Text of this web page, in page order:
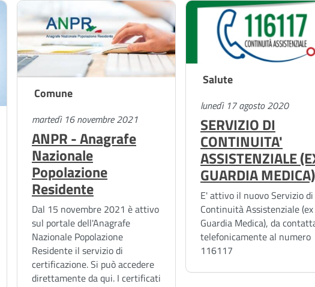
Comune
martedì 16 novembre 2021
ANPR - Anagrafe
Nazionale
Popolazione
Residente
Dal 15 novembre 2021 è attivo
sul portale dell'Anagrafe
Nazionale Popolazione
Residente il servizio di
certificazione. Si può accedere
direttamente da qui. I certificati
Salute
lunedì 17 agosto 2020
SERVIZIO DI
CONTINUITA'
ASSISTENZIALE
GUARDIA MEDICA)
E' attivo il nuovo Servizio di
Continuità Assistenziale (ex
Guardia Medica), da
telefonicamente al numero
116117